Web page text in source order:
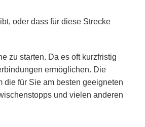
oder dass für diese Strecke
zu starten. Da es oft kurzfristig
ermöglichen. Die
die für Sie am besten geeigneten
und vielen anderen